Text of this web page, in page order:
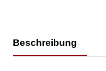
Beschreibung